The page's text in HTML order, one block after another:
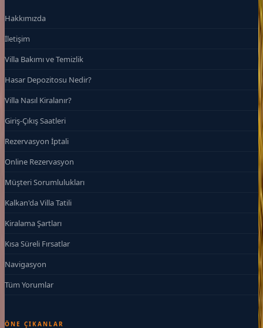
Hakkımızda
İletişim
Villa Bakımı ve Temizlik
Hasar Depozitosu Nedir?
Villa Nasıl Kiralanır?
Giriş-Çıkış Saatleri
Rezervasyon İptali
Online Rezervasyon
Müşteri Sorumlulukları
Kalkan'da Villa Tatili
Kiralama Şartları
Kısa Süreli Fırsatlar
Navigasyon
Tüm Yorumlar
ÖNE ÇIKANLAR